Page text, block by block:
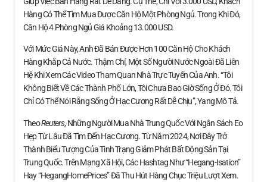
Hàng Có Thể Tìm Mua Được Căn Hộ Một Phòng Ngủ. Trong Khi Đó,
Căn Hộ 4 Phòng Ngủ Giá Khoảng 13.000 USD.
Với Mức Giá Này, Anh Đã Bán Được Hơn 100 Căn Hộ Cho Khách
Hàng Khắp Cả Nước. Thậm Chí, Một Số Người Nước Ngoài Đã Liên
Hệ Khi Xem Các Video Tham Quan Nhà Trực Tuyến Của Anh. “Tôi
Không Biết Về Các Thành Phố Lớn, Tôi Chưa Bao Giờ Sống Ở Đó. Tôi
Chỉ Có Thể Nói Rằng Sống Ở Hạc Cương Rất Dễ Chịu”, Yang Mô Tả.
TheoReuters, Những Người Mua Nhà Trung Quốc Với Ngân Sách Eo
Hẹp Từ Lâu Đã Tìm Đến Hạc Cương. Từ Năm 2024, Nơi Đây Trở
Thành Biểu Tượng Của Tình Trạng Giảm Phát Bất Động Sản Tại
Trung Quốc. Trên Mạng Xã Hội, Các Hashtag Như “Hegang-Isation”
Hay “HegangHomePrices” Đã Thu Hút Hàng Chục Triệu Lượt Xem.